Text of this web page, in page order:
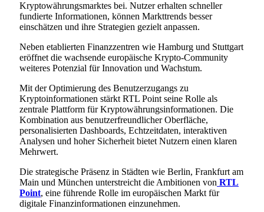
Kryptowährungsmarktes bei. Nutzer erhalten schneller
fundierte Informationen, können Markttrends besser
einschätzen und ihre Strategien gezielt anpassen.
Neben etablierten Finanzzentren wie Hamburg und Stuttgart
eröffnet die wachsende europäische Krypto-Community
weiteres Potenzial für Innovation und Wachstum.
Mit der Optimierung des Benutzerzugangs zu
Kryptoinformationen stärkt RTL Point seine Rolle als
zentrale Plattform für Kryptowährungsinformationen. Die
Kombination aus benutzerfreundlicher Oberfläche,
personalisierten Dashboards, Echtzeitdaten, interaktiven
Analysen und hoher Sicherheit bietet Nutzern einen klaren
Mehrwert.
Die strategische Präsenz in Städten wie Berlin, Frankfurt am
Main und München unterstreicht die Ambitionen von RTL
Point, eine führende Rolle im europäischen Markt für
digitale Finanzinformationen einzunehmen.